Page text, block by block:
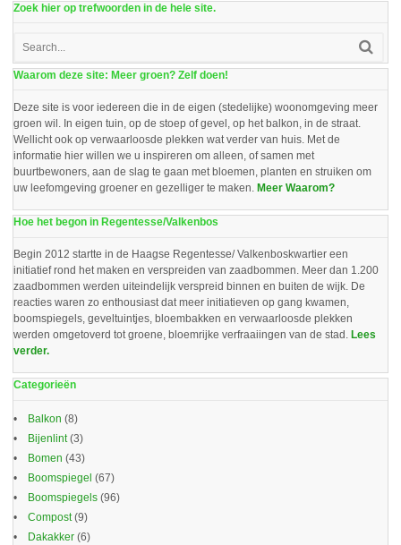
Zoek hier op trefwoorden in de hele site.
Waarom deze site: Meer groen? Zelf doen!
Deze site is voor iedereen die in de eigen (stedelijke) woonomgeving meer
groen wil. In eigen tuin, op de stoep of gevel, op het balkon, in de straat.
Wellicht ook op verwaarloosde plekken wat verder van huis. Met de
informatie hier willen we u inspireren om alleen, of samen met
buurtbewoners, aan de slag te gaan met bloemen, planten en struiken om
uw leefomgeving groener en gezelliger te maken. Meer Waarom?
Hoe het begon in Regentesse/Valkenbos
Begin 2012 startte in de Haagse Regentesse/ Valkenboskwartier een
initiatief rond het maken en verspreiden van zaadbommen. Meer dan 1.200
zaadbommen werden uiteindelijk verspreid binnen en buiten de wijk. De
reacties waren zo enthousiast dat meer initiatieven op gang kwamen,
boomspiegels, geveltuintjes, bloembakken en verwaarloosde plekken
werden omgetoverd tot groene, bloemrijke verfraaiingen van de stad. Lees
verder.
Categorieën
Balkon (8)
Bijenlint(3)
Bomen (43)
Boomspiegel (67)
Boomspiegels (96)
Compost(9)
Dakakker (6)